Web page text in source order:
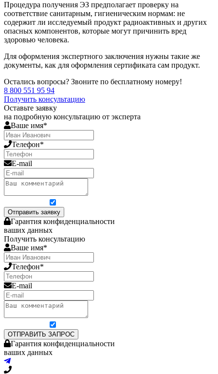
Процедура получения ЭЗ предполагает проверку на
соответствие санитарным, гигиеническим нормам: не
содержит ли исследуемый продукт радиоактивных и других
опасных компонентов, которые могут причинить вред
здоровью человека.
Для оформления экспертного заключения нужны такие же
документы, как для оформления сертификата сам продукт.
Остались вопросы? Звоните по бесплатному номеру!
8 800 551 95 94
Получить консультацию
Оставьте заявку
на подробную консультацию от эксперта
Ваше имя*
Телефон*
E-mail
Отправить заявку
Гарантия конфиденциальности
ваших данных
Получить консультацию
Ваше имя*
Телефон*
E-mail
ОТПРАВИТЬ ЗАПРОС
Гарантия конфиденциальности
ваших данных